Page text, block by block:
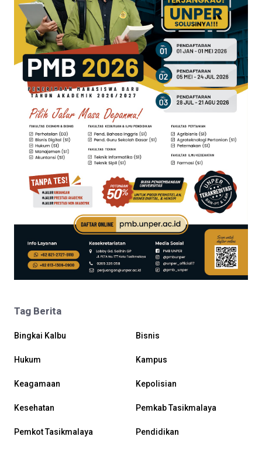
Tag Berita
Bingkai Kalbu Bisnis
Hukum Kampus
Keagamaan Kepolisian
Kesehatan Pemkab Tasikmalaya
Pemkot Tasikmalaya Pendidikan